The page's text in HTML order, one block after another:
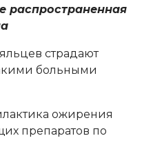
распространенная
страдают
больными
ожирения
препаратов по